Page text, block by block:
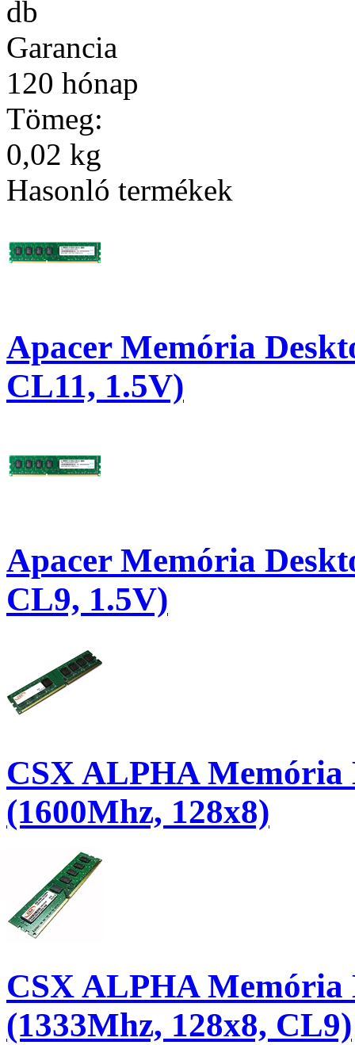
db
Garancia
120 hónap
Tömeg:
0,02 kg
Hasonló termékek
Apacer Memória
CL11, 1.5V)
Apacer Memória
CL9, 1.5V)
CSX ALPHA Memória
(1600Mhz, 128x8)
CSX ALPHA Memória
(1333Mhz, 128x8, CL9)